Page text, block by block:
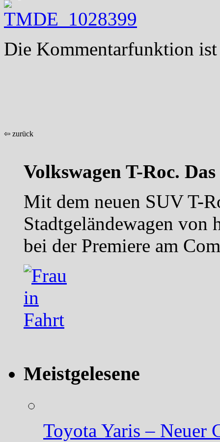
Die Kommentarfunktion ist
⇦ zurück
Volkswagen T-Roc.
Mit dem neuen SUV T-
Stadtgeländewagen
bei der Premiere am
Meistgelesene
Toyota Yaris – Neuer